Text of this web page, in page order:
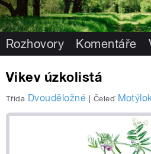
Rozhovory Komentáře
Vikev úzkolistá
Třída Dvouděložné | Čeleď